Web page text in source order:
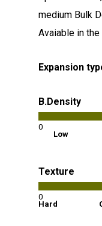
medium Bulk
Avaiable in the
Expansion
B.Density
0
Low
Texture
0
Hard